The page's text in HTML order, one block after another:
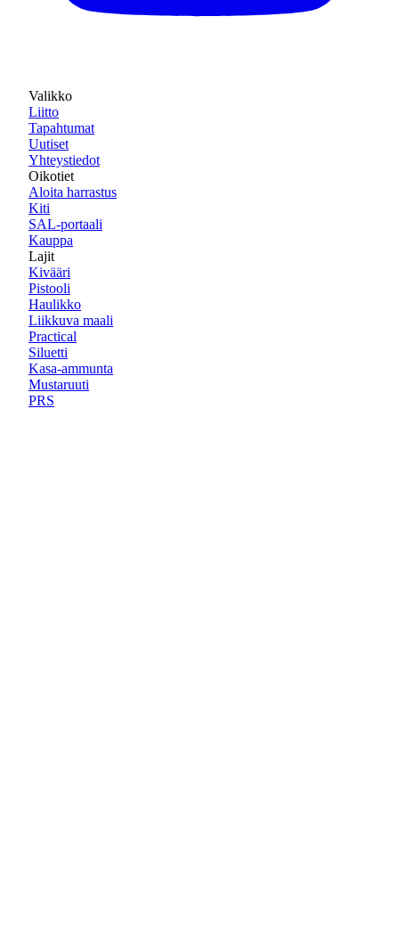
Valikko
Liitto
Tapahtumat
Uutiset
Yhteystiedot
Oikotiet
Aloita harrastus
Kiti
SAL-portaali
Kauppa
Lajit
Kivääri
Pistooli
Haulikko
Liikkuva maali
Practical
Siluetti
Kasa-ammunta
Mustaruuti
PRS